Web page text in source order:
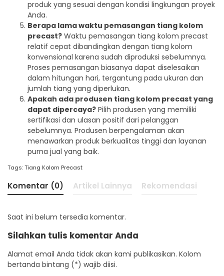
produk yang sesuai dengan kondisi lingkungan proyek
Anda.
Berapa lama waktu pemasangan tiang kolom
precast? Waktu pemasangan tiang kolom precast
relatif cepat dibandingkan dengan tiang kolom
konvensional karena sudah diproduksi sebelumnya.
Proses pemasangan biasanya dapat diselesaikan
dalam hitungan hari, tergantung pada ukuran dan
jumlah tiang yang diperlukan.
Apakah ada produsen tiang kolom precast yang
dapat dipercaya? Pilih produsen yang memiliki
sertifikasi dan ulasan positif dari pelanggan
sebelumnya. Produsen berpengalaman akan
menawarkan produk berkualitas tinggi dan layanan
purna jual yang baik.
Tags:Tiang Kolom Precast
Komentar (0) Artikel Lainnya Rekomendasi
Saat ini belum tersedia komentar.
Silahkan tulis komentar Anda
Alamat email Anda tidak akan kami publikasikan. Kolom
bertanda bintang (*) wajib diisi.